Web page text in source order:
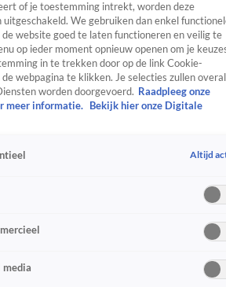
SpraakmakendRealityCrimeVideo's
of je toestemming intrekt, worden deze
We gebruiken dan enkel
website goed te laten functioneren en veilig te
op ieder moment opnieuw openen om je
in te trekken door op de link Cookie-
webpagina te klikken. Je selecties zullen overal
worden doorgevoerd. Raadpleeg onze
meer informatie.
Bekijk hier onze Digitale
Altijd
media